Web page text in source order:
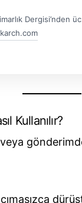
Dergisi’nden
Kullanılır?